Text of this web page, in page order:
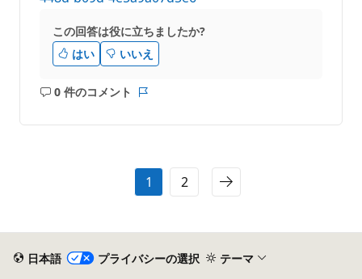
この回答は役に立ちましたか?
はい
いいえ
0 件のコメント
コ
せ
ん
1 2
日本語 プライバシーの選択 テーマ